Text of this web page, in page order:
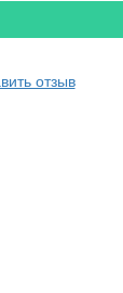
отзыв